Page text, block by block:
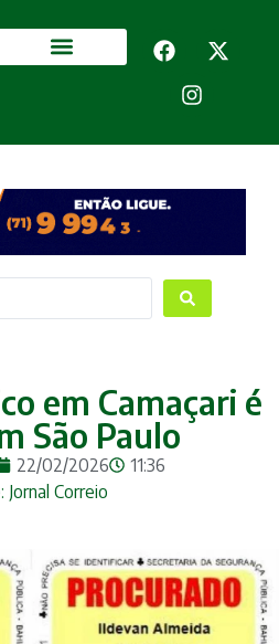
em Camaçari é
São Paulo
22/02/2026
11:36
Jornal Correio